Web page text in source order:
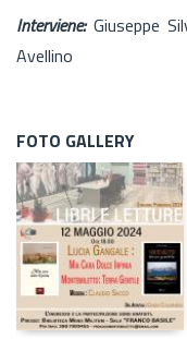
Interviene:Giuseppe
Avellino
FOTO GALLERY